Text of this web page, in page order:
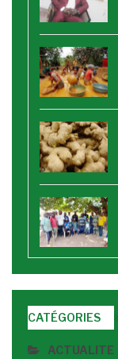
CATÉGORIES
ACTUALITE